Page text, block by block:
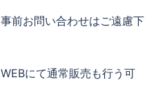
前お問い合わせはご遠慮下
にて通常販売も行う可